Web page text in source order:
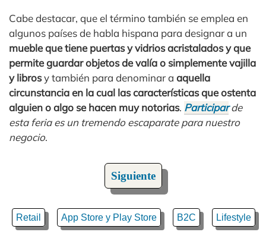
Cabe destacar, que el término también se emplea en
algunos países de habla hispana para designar a un
mueble que tiene puertas y vidrios acristalados y que
permite guardar objetos de valía o simplemente vajilla
y librosy también para denominar a aquella
circunstancia en la cual las características que ostenta
alguien o algo se hacen muy notorias. Participarde
esta feria es un tremendo escaparate para nuestro
negocio.
Siguiente
Retail App Store y Play Store B2C Lifestyle